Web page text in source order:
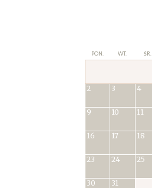
PON. WT. ŚR.
2 3 4
9 10 11
16 17 18
23 24 25
30 31